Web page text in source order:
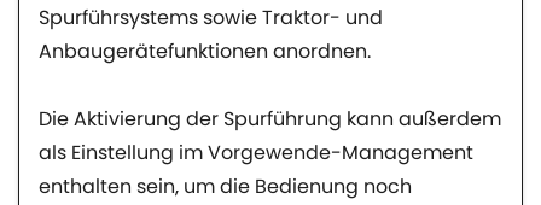
Spurführsystems sowie Traktor- und
Anbaugerätefunktionen anordnen.
Die Aktivierung der Spurführung kann außerdem
als Einstellung im Vorgewende-Management
enthalten sein, um die Bedienung noch